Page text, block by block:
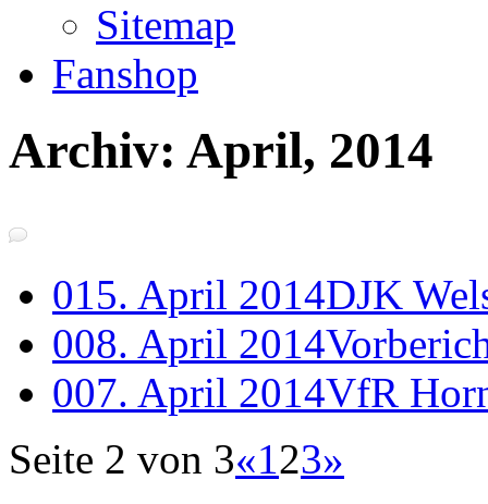
Sitemap
Fanshop
Archiv: April, 2014
015. April 2014DJK
008. April 2014
007. April 2014VfR
Seite 2 von 3«123»